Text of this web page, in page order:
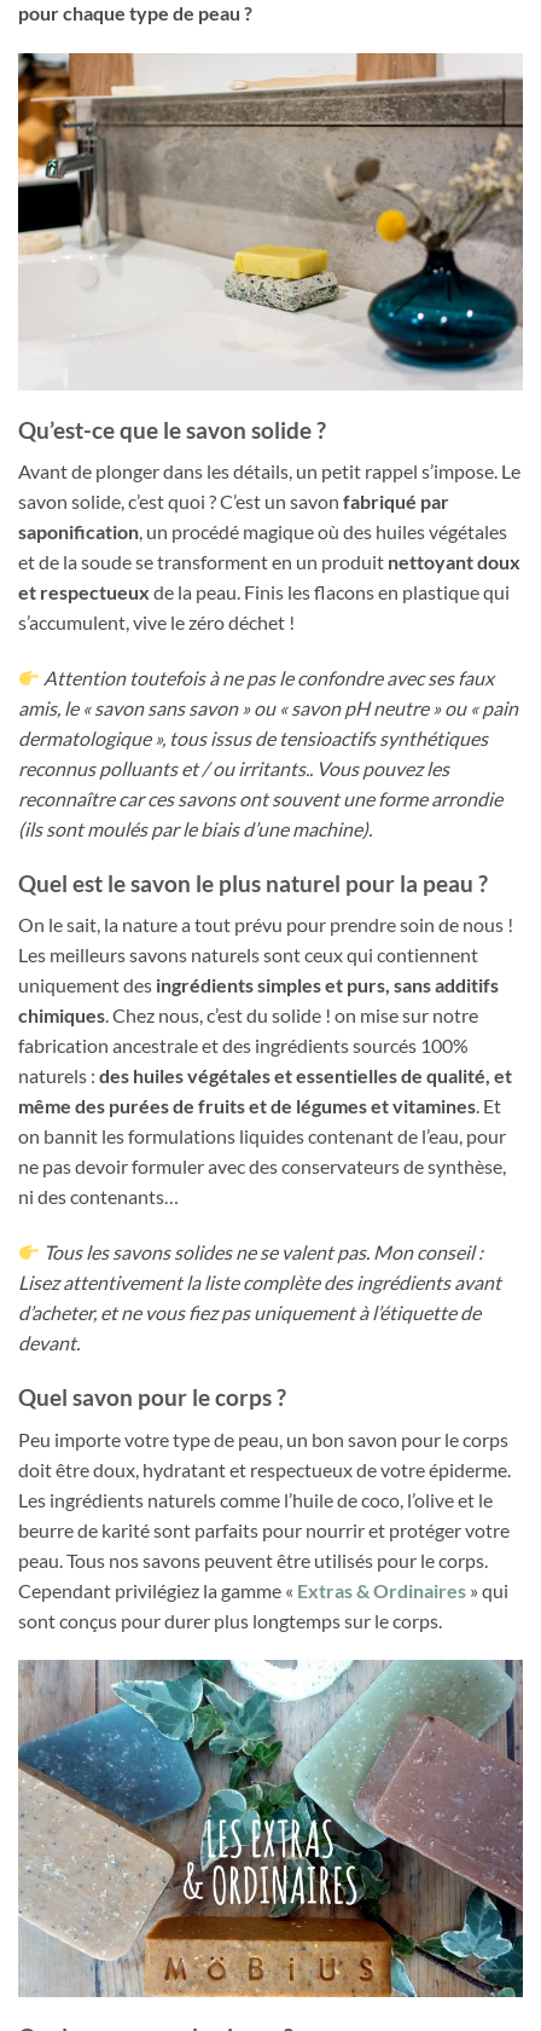
pour chaque type de peau ?
Qu’est-ce que le savon solide ?
Avant de plonger dans les détails, un petit rappel s’impose. Le
savon solide, c’est quoi ? C’est un savon fabriqué par
saponification, un procédé magique où des huiles végétales
et de la soude se transforment en un produit nettoyant doux
et respectueux de la peau. Finis les flacons en plastique qui
s’accumulent, vive le zéro déchet !
Attention toutefois à ne pas le confondre avec ses faux
amis, le « savon sans savon » ou « savon pH neutre » ou « pain
dermatologique », tous issus de tensioactifs synthétiques
reconnus polluants et / ou irritants.. Vous pouvez les
reconnaître car ces savons ont souvent une forme arrondie
(ils sont moulés par le biais d’une machine).
Quel est le savon le plus naturel pour la peau ?
On le sait, la nature a tout prévu pour prendre soin de nous !
Les meilleurs savons naturels sont ceux qui contiennent
uniquement des ingrédients simples et purs, sans additifs
chimiques. Chez nous, c’est du solide ! on mise sur notre
fabrication ancestrale et des ingrédients sourcés 100%
naturels : des huiles végétales et essentielles de qualité, et
même des purées de fruits et de légumes et vitamines. Et
on bannit les formulations liquides contenant de l’eau, pour
ne pas devoir formuler avec des conservateurs de synthèse,
ni des contenants…
Tous les savons solides ne se valent pas. Mon conseil :
Lisez attentivement la liste complète des ingrédients avant
d’acheter, et ne vous fiez pas uniquement à l’étiquette de
devant.
Quel savon pour le corps ?
Peu importe votre type de peau, un bon savon pour le corps
doit être doux, hydratant et respectueux de votre épiderme.
Les ingrédients naturels comme l’huile de coco, l’olive et le
beurre de karité sont parfaits pour nourrir et protéger votre
peau. Tous nos savons peuvent être utilisés pour le corps.
Cependant privilégiez la gamme « Extras & Ordinaires » qui
sont conçus pour durer plus longtemps sur le corps.